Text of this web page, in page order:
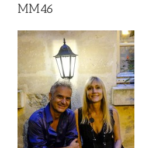
MM46